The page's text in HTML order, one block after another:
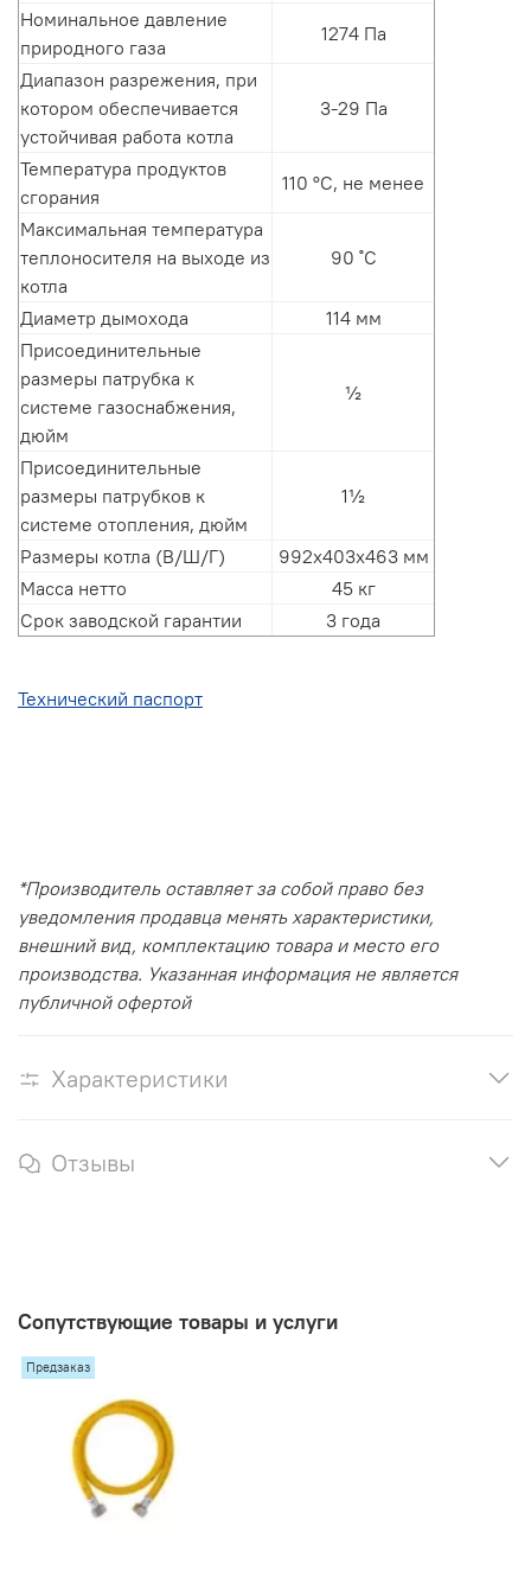
Номинальное давление
природного газа
1274 Па
Диапазон разрежения, при
котором обеспечивается
устойчивая работа котла
3-29 Па
Температура продуктов
сгорания
110 °С, не менее
Максимальная температура
теплоносителя на выходе из
котла
90 ˚С
Диаметр дымохода
114 мм
Присоединительные
размеры патрубка к
системе газоснабжения,
дюйм
½
Присоединительные
размеры патрубков к
системе отопления, дюйм
1½
Размеры котла (В/Ш/Г)
992х403х463 мм
Масса нетто
45 кг
Срок заводской гарантии
3 года
Технический паспорт
*Производитель оставляет за собой право без
уведомления продавца менять характеристики,
внешний вид, комплектацию товара и место его
производства. Указанная информация не является
публичной офертой
Характеристики
Отзывы
Сопутствующие товары и услуги
Предзаказ